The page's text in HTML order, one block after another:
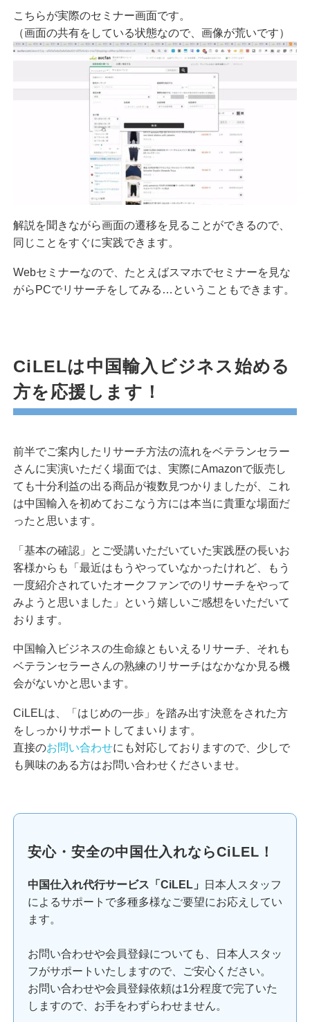
こちらが実際のセミナー画面です。
（画面の共有をしている状態なので、画像が荒いです）
解説を聞きながら画面の遷移を見ることができるので、
同じことをすぐに実践できます。
Webセミナーなので、たとえばスマホでセミナーを見な
がらPCでリサーチをしてみる…ということもできます。
CiLELは中国輸入ビジネス始める
方を応援します！
前半でご案内したリサーチ方法の流れをベテランセラー
さんに実演いただく場面では、実際にAmazonで販売し
ても十分利益の出る商品が複数見つかりましたが、これ
は中国輸入を初めておこなう方には本当に貴重な場面だ
ったと思います。
「基本の確認」とご受講いただいていた実践歴の長いお
客様からも「最近はもうやっていなかったけれど、もう
一度紹介されていたオークファンでのリサーチをやって
みようと思いました」という嬉しいご感想をいただいて
おります。
中国輸入ビジネスの生命線ともいえるリサーチ、それも
ベテランセラーさんの熟練のリサーチはなかなか見る機
会がないかと思います。
CiLELは、「はじめの一歩」を踏み出す決意をされた方
をしっかりサポートしてまいります。
直接のお問い合わせにも対応しておりますので、少しで
も興味のある方はお問い合わせくださいませ。
安心・安全の中国仕入れならCiLEL！
中国仕入れ代行サービス「CiLEL」
日本人スタッフ
によるサポートで多種多様なご要望にお応えしてい
ます。
お問い合わせや会員登録についても、日本人スタッ
フがサポートいたしますので、ご安心ください。
お問い合わせや会員登録依頼は1分程度で完了いた
しますので、お手をわずらわせません。